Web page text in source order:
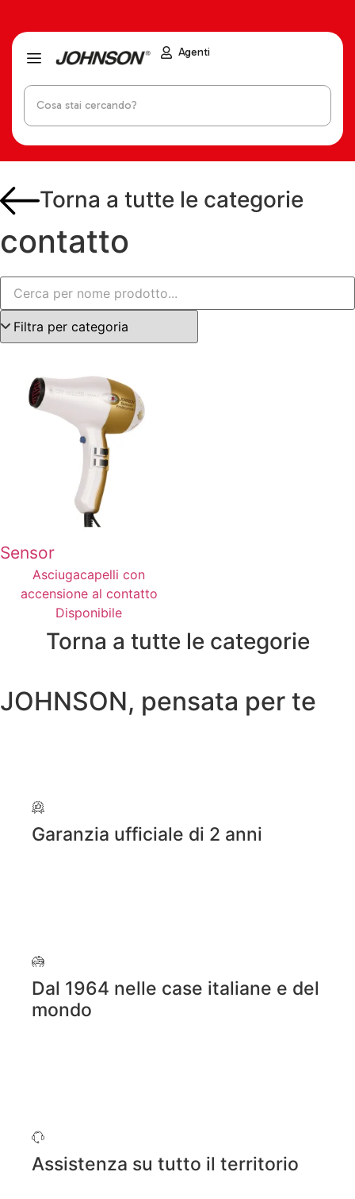
Agenti
Torna a tutte le categorie
contatto
Sensor
Asciugacapelli con
accensione al contatto
Disponibile
Torna a tutte le categorie
JOHNSON, pensata per te
Garanzia ufficiale di 2 anni
Dal 1964 nelle case italiane e del
mondo
Assistenza su tutto il territorio